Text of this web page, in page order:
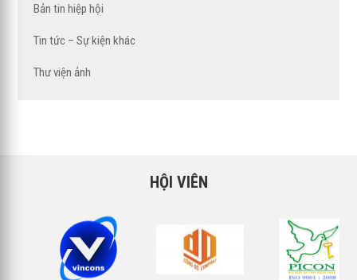
Bản tin hiệp hội
Tin tức – Sự kiện khác
Thư viện ảnh
HỘI VIÊN